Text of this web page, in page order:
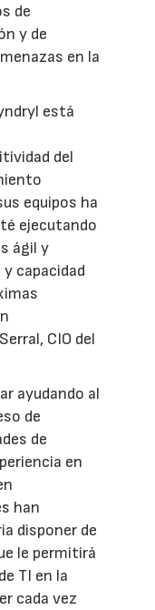
de
y de
en la
está
del
equipos ha
ejecutando
ágil y
capacidad
CIO del
ayudando al
de
de
en
han
disponer de
le permitirá
TI en la
cada vez